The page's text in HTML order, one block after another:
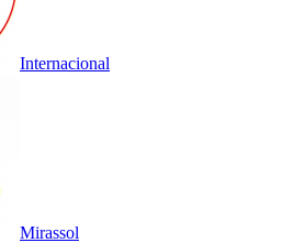
Internacional
Mirassol